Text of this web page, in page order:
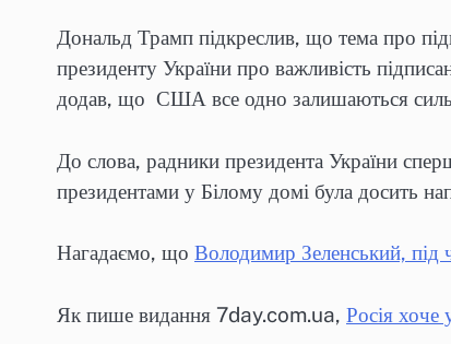
Дональд Трамп підкреслив, що тема про
президенту України про важливість
додав, що США все одно залишаються
До слова, радники президента України
президентами у Білому домі була досить
Нагадаємо, що Володимир Зеленський, під
Як пише видання 7day.com.ua, Росія